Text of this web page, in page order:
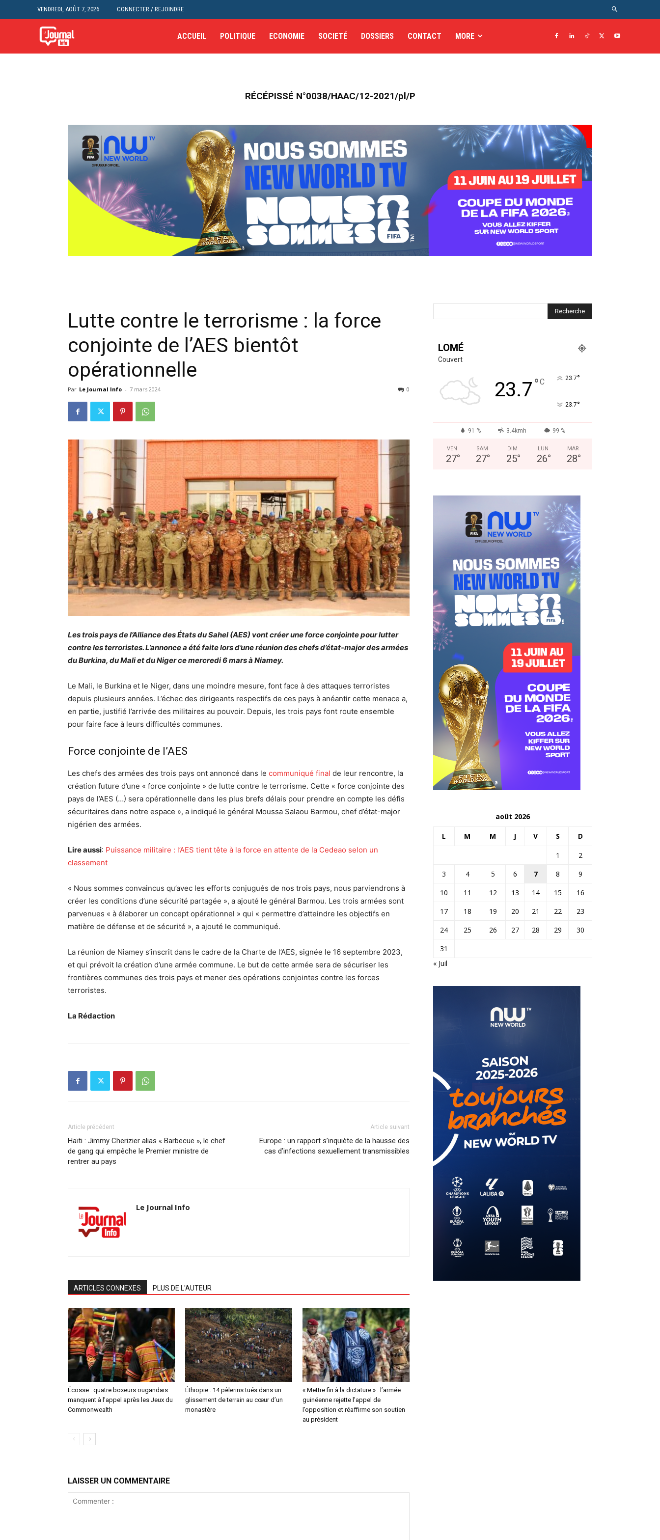
VENDREDI, AOÛT 7, 2026 CONNECTER / REJOINDRE
ACCUEIL POLITIQUE ECONOMIE SOCIETÉ DOSSIERS CONTACT MORE
RÉCÉPISSÉ N°0038/HAAC/12-2021/pl/P
Lutte contre le terrorisme : la force
conjointe de l’AES bientôt
opérationnelle
Par Le Journal Info - 7 mars 2024 0
Les trois pays de l’Alliance des États du Sahel (AES) vont créer une force conjointe pour lutter
contre les terroristes. L’annonce a été faite lors d’une réunion des chefs d’état-major des armées
du Burkina, du Mali et du Niger ce mercredi 6 mars à Niamey.
Le Mali, le Burkina et le Niger, dans une moindre mesure, font face à des attaques terroristes
depuis plusieurs années. L’échec des dirigeants respectifs de ces pays à anéantir cette menace a,
en partie, justifié l’arrivée des militaires au pouvoir. Depuis, les trois pays font route ensemble
pour faire face à leurs difficultés communes.
Force conjointe de l’AES
Les chefs des armées des trois pays ont annoncé dans le communiqué final de leur rencontre, la
création future d’une « force conjointe » de lutte contre le terrorisme. Cette « force conjointe des
pays de l’AES (…) sera opérationnelle dans les plus brefs délais pour prendre en compte les défis
sécuritaires dans notre espace », a indiqué le général Moussa Salaou Barmou, chef d’état-major
nigérien des armées.
Lire aussi: Puissance militaire : l’AES tient tête à la force en attente de la Cedeao selon un
classement
« Nous sommes convaincus qu’avec les efforts conjugués de nos trois pays, nous parviendrons à
créer les conditions d’une sécurité partagée », a ajouté le général Barmou. Les trois armées sont
parvenues « à élaborer un concept opérationnel » qui « permettre d’atteindre les objectifs en
matière de défense et de sécurité », a ajouté le communiqué.
La réunion de Niamey s’inscrit dans le cadre de la Charte de l’AES, signée le 16 septembre 2023,
et qui prévoit la création d’une armée commune. Le but de cette armée sera de sécuriser les
frontières communes des trois pays et mener des opérations conjointes contre les forces
terroristes.
La Rédaction
Article précédent
Haïti : Jimmy Cherizier alias « Barbecue », le chef
de gang qui empêche le Premier ministre de
rentrer au pays
Article suivant
Europe : un rapport s’inquiète de la hausse des
cas d’infections sexuellement transmissibles
Le Journal Info
ARTICLES CONNEXES PLUS DE L'AUTEUR
Écosse : quatre boxeurs ougandais
manquent à l’appel après les Jeux du
Commonwealth
Éthiopie : 14 pèlerins tués dans un
glissement de terrain au cœur d’un
monastère
« Mettre fin à la dictature » : l’armée
guinéenne rejette l’appel de
l’opposition et réaffirme son soutien
au président
LAISSER UN COMMENTAIRE
LOMÉ
Couvert
23.7°C 23.7°
23.7°
91 % 3.4kmh 99 %
VEN
27°
SAM
27°
DIM
25°
LUN
26°
MAR
28°
août 2026
L M M J V S D
1
2
3
4 5 6 7 8
9
10
11 12 13 14 15
16
17
18 19 20 21 22
23
24
25 26 27 28 29
30
31
« Juil